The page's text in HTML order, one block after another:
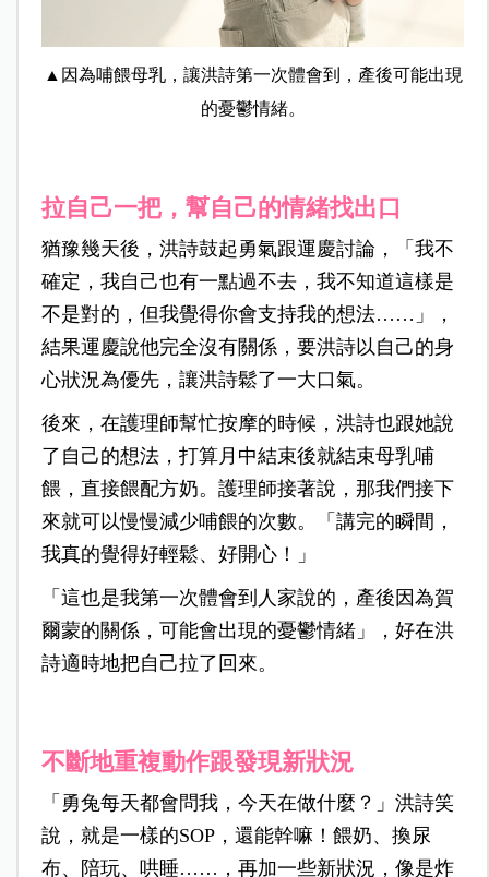
▲因為哺餵母乳，讓洪詩第一次體會到，產後可能出現
的憂鬱情緒。
拉自己一把，幫自己的情緒找出口
猶豫幾天後，洪詩鼓起勇氣跟運慶討論，「我不
確定，我自己也有一點過不去，我不知道這樣是
不是對的，但我覺得你會支持我的想法…… 」，
結果運慶說他完全沒有關係，要洪詩以自己的身
心狀況為優先，讓洪詩鬆了一大口氣。
後來，在護理師幫忙按摩的時候，洪詩也跟她說
了自己的想法，打算月中結束後就結束母乳哺
餵，直接餵配方奶。護理師接著說，那我們接下
來就可以慢慢減少哺餵的次數。「講完的瞬間，
我真的覺得好輕鬆、好開心！」
「這也是我第一次體會到人家說的，產後因為賀
爾蒙的關係，可能會出現的憂鬱情緒」，好在洪
詩適時地把自己拉了回來。
不斷地重複動作跟發現新狀況
「勇兔每天都會問我，今天在做什麼？」洪詩笑
說，就是一樣的SOP，還能幹嘛！餵奶、換尿
布、陪玩、哄睡…… ，再加一些新狀況，像是炸